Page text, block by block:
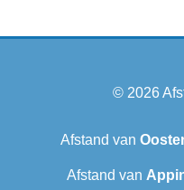
© 2026
Afstand van
Afstand van